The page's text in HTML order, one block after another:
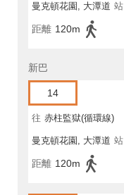
曼克頓花園, 大潭道 站
距離 120m
新巴
14
往 赤柱監獄(循環線)
曼克頓花園, 大潭道 站
距離 120m